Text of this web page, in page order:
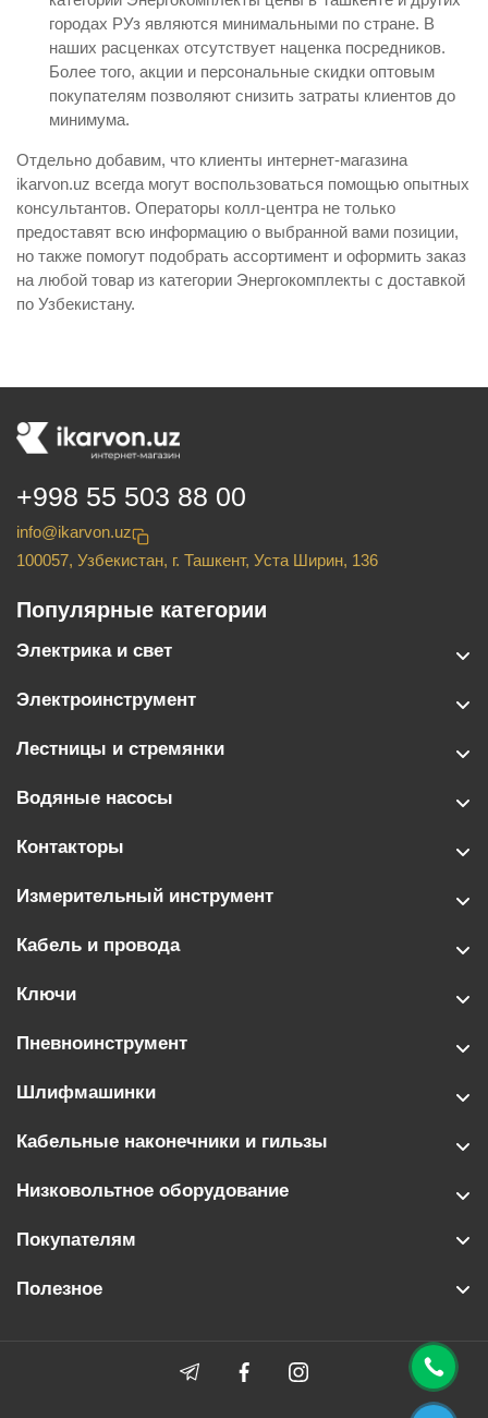
городах РУз являются минимальными по стране. В
наших расценках отсутствует наценка посредников.
Более того, акции и персональные скидки оптовым
покупателям позволяют снизить затраты клиентов до
минимума.
Отдельно добавим, что клиенты интернет-магазина
ikarvon.uz всегда могут воспользоваться помощью опытных
консультантов. Операторы колл-центра не только
предоставят всю информацию о выбранной вами позиции,
но также помогут подобрать ассортимент и оформить заказ
на любой товар из категории Энергокомплекты с доставкой
по Узбекистану.
+998 55 503 88 00
info@ikarvon.uz
100057, Узбекистан, г. Ташкент, Уста Ширин, 136
Популярные категории
Электрика и свет
Электроинструмент
Лестницы и стремянки
Водяные насосы
Контакторы
Измерительный инструмент
Кабель и провода
Ключи
Пневноинструмент
Шлифмашинки
Кабельные наконечники и гильзы
Низковольтное оборудование
Покупателям
Полезное